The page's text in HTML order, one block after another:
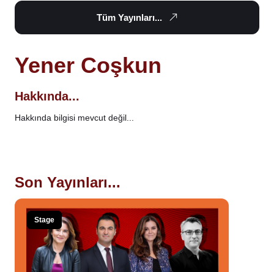
Tüm Yayınları...
Yener Coşkun
Hakkında...
Hakkında bilgisi mevcut değil...
Son Yayınları...
Stage